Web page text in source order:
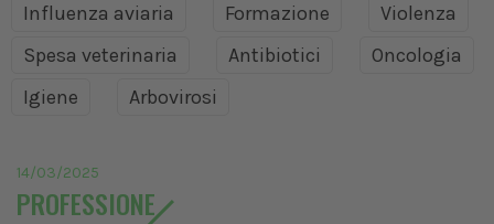
Influenza aviaria
Formazione
Violenza
Spesa veterinaria
Antibiotici
Oncologia
Igiene
Arbovirosi
14/03/2025
PROFESSIONE